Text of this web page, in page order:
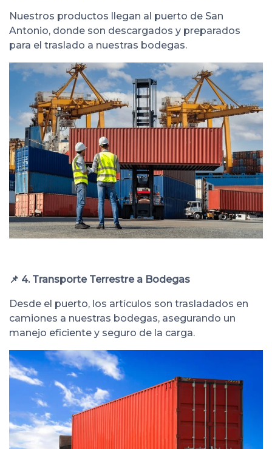
Nuestros productos llegan al puerto de San
Antonio, donde son descargados y preparados
para el traslado a nuestras bodegas.
📌 4. Transporte Terrestre a Bodegas
Desde el puerto, los artículos son trasladados en
camiones a nuestras bodegas, asegurando un
manejo eficiente y seguro de la carga.